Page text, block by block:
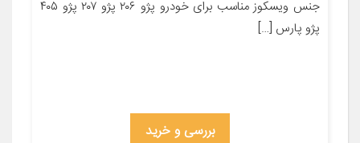
جنس ویسکوز مناسب برای خودرو پژو ۲۰۶ پژو ۲۰۷ پژو ۴۰۵
پژو پارس […]
بررسی و خرید